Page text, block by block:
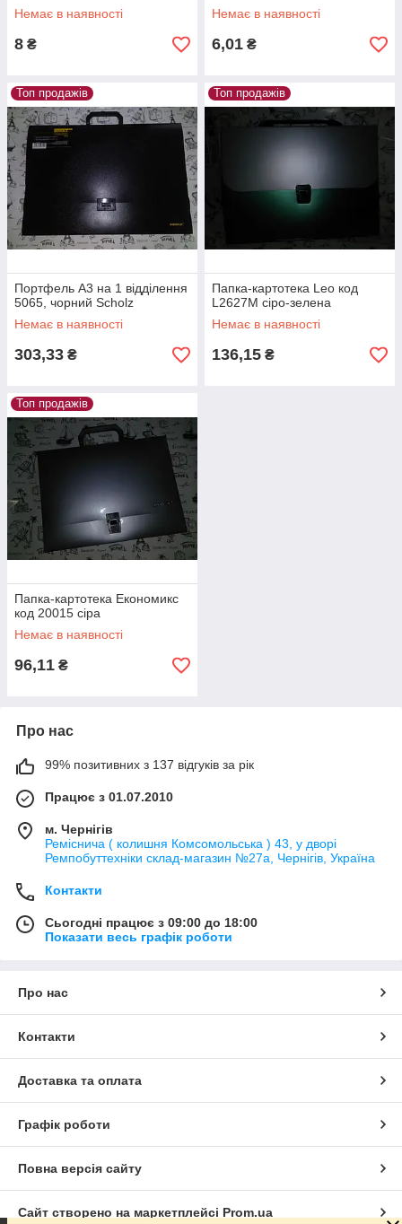
Немає в наявності
8 ₴
Немає в наявності
6,01 ₴
Топ продажів
Портфель А3 на 1 відділення
5065, чорний Scholz
Немає в наявності
303,33 ₴
Топ продажів
Папка-картотека Leo код
L2627M сіро-зелена
Немає в наявності
136,15 ₴
Топ продажів
Папка-картотека Економикс
код 20015 сіра
Немає в наявності
96,11 ₴
Про нас
99% позитивних з 137 відгуків за рік
Працює з 01.07.2010
м. Чернігів
Реміснича ( колишня Комсомольська ) 43, у дворі
Ремпобуттехніки склад-магазин №27a, Чернігів, Україна
Контакти
Сьогодні працює з 09:00 до 18:00
Показати весь графік роботи
Про нас
Контакти
Доставка та оплата
Графік роботи
Повна версія сайту
Сайт створено на маркетплейсі Prom.ua